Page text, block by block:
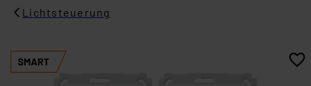
Lichtsteuerung